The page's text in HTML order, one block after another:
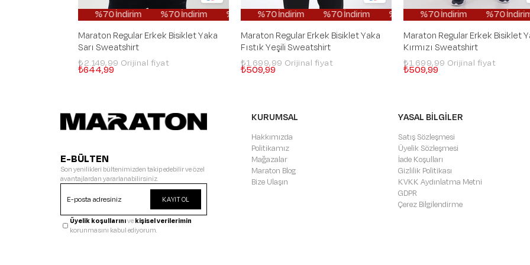
%70 İndirim %70 İndirim %70 İndirim %70 İndirim %70 İndirim %70 İndirim %70 İndirim
Maraton Regular Erkek Bisiklet Yaka
Sarı Sweatshirt
₺644,99
₺2.149,99
%70 İndirim %70 İndirim %70 İndirim %70 İndirim %70 İndirim
Maraton Regular Erkek Bisiklet Yaka
Fıstık Yeşili Sweatshirt
₺509,99
₺1.699,99
%70 İndirim %70 İndirim %70
Maraton Regular Erkek Bisiklet
Kırmızı Sweatshirt
₺509,99
₺1.699,99
E-BÜLTEN
Son yenilikleri bültenimizden takip edebilir ve özel
avantajlardan yararlanabilirsiniz.
KAYIT OL
Üyelik koşullarınıvekişisel verilerimin
korunmasını kabul ediyorum.
KURUMSAL
Hakkımızda
Politikamız
Mağazalar
Maraton Blog
Bize Ulaşın
YASAL BİLGİLER
Satış Sözleşmesi
Üyelik Sözleşmesi
İade Koşulları
Gizlilik Politikası
KVKK Aydınlatma Metni
GDPR
Çerez Bilgilendirme